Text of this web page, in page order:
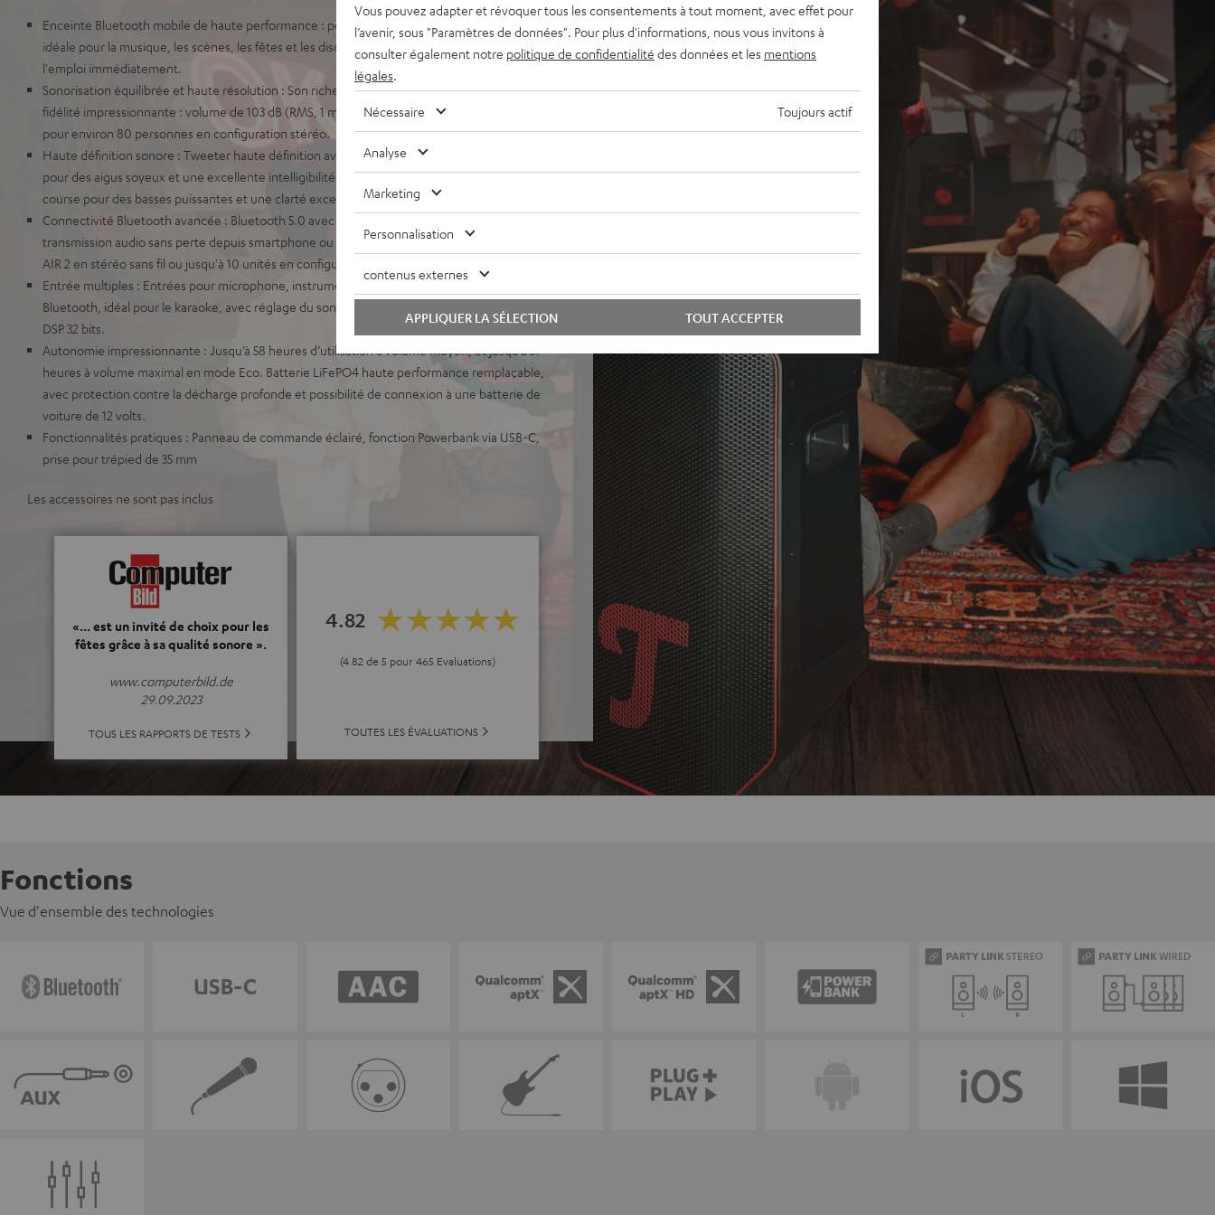
Enceinte Bluetooth mobile de haute performance : pour événements de premier ordre :
idéale pour la musique, les scènes, les fêtes et les discours. Fonctionne sur batterie et prête à
l'emploi immédiatement.
Sonorisation équilibrée et haute résolution : Son riche avec des basses profondes et une
fidélité impressionnante : volume de 103 dB (RMS, 1 m) et jusqu’à 115 dB (crête, 1 m), parfait
pour environ 80 personnes en configuration stéréo.
Haute définition sonore : Tweeter haute définition avec guide d'ondes à directivité constante
pour des aigus soyeux et une excellente intelligibilité vocale. Woofer de 250 mm à longue
course pour des basses puissantes et une clarté exceptionnelle.
Connectivité Bluetooth avancée : Bluetooth 5.0 avec aptX™, aptX™ HD et AAC pour une
transmission audio sans perte depuis smartphone ou ordinateur. Connectez deux ROCKSTER
AIR 2 en stéréo sans fil ou jusqu'à 10 unités en configuration DJ avec câble XLR.
Entrée multiples : Entrées pour microphone, instrument (ex. guitare) et AUX. Mixez tout via
Bluetooth, idéal pour le karaoke, avec réglage du son et amplificateurs efficaces Class-D avec
DSP 32 bits.
Autonomie impressionnante : Jusqu’à 58 heures d’utilisation à volume moyen, et jusqu’à 31
heures à volume maximal en mode Eco. Batterie LiFePO4 haute performance remplaçable,
avec protection contre la décharge profonde et possibilité de connexion à une batterie de
voiture de 12 volts.
Fonctionnalités pratiques : Panneau de commande éclairé, fonction Powerbank via USB-C,
prise pour trépied de 35 mm
Les accessoires ne sont pas inclus
«... est un invité de choix pour les
fêtes grâce à sa qualité sonore ».
www.computerbild.de
29.09.2023
TOUS LES RAPPORTS DE TESTS
4.82
(4.82 de 5 pour 465 Evaluations)
TOUTES LES ÉVALUATIONS
Fonctions
Vue d'ensemble des technologies
Vous pouvez adapter et révoquer tous les consentements à tout moment, avec effet pour
l’avenir, sous "Paramètres de données". Pour plus d'informations, nous vous invitons à
consulter également notre politique de confidentialité des données et les mentions
légales
Nécessaire Toujours actif
Analyse
Marketing
Personnalisation
contenus externes
TOUT ACCEPTER
APPLIQUER LA SÉLECTION